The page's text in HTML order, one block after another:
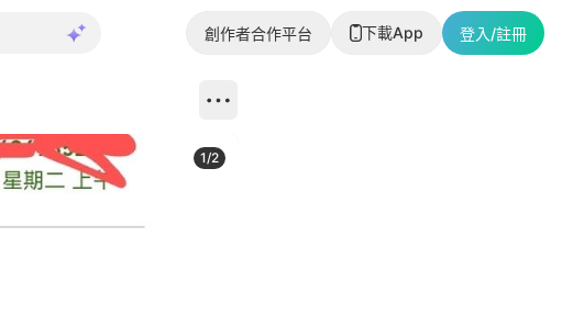
創作者合作平台 下載App 登入/註冊
1/2